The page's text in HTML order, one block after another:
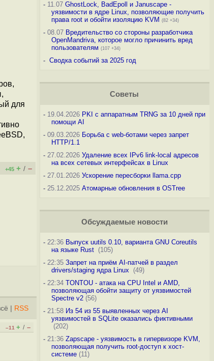
для
+45 + / –
RSS
–11 + / –
-11.07 GhostLock, BadEpoll и Januscape -
уязвимости в ядре Linux, позволяющие получить
права root и обойти изоляцию KVM (82 +34)
-08.07 Вредительство со стороны разработчика
OpenMandriva, которое могло причинить вред
пользователям (107 +34)
- Сводка событий за 2025 год
Советы
-19.04.2026 PKI с аппаратным TRNG за 10 дней при
помощи AI
-09.03.2026 Борьба с web-ботами через запрет
HTTP/1.1
-27.02.2026 Удаление всех IPv6 link-local адресов
на всех сетевых интерфейсах в Linux
-27.01.2026 Ускорение пересборки llama.cpp
-25.12.2025 Атомарные обновления в OSTree
Обсуждаемые новости
-22:36 Выпуск uutils 0.10, варианта GNU Coreutils
на языке Rust (105)
-22:35 Запрет на приём AI-патчей в раздел
drivers/staging ядра Linux
(49)
-22:34 TONTOU - атака на CPU Intel и AMD,
позволяющая обойти защиту от уязвимостей
Spectre v2(56)
-21:58 Из 54 из 55 выявленных через AI
уязвимостей в SQLite оказались фиктивными
(202)
-21:36 Zapscape - уязвимость в гипервизоре KVM,
позволяющая получить root-доступ к хост-
системе(11)